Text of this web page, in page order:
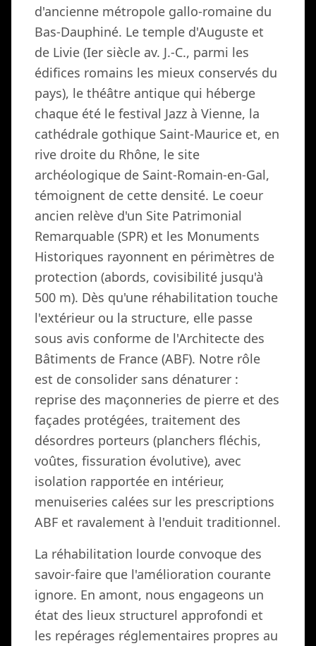
d'ancienne métropole gallo-romaine du
Bas-Dauphiné. Le temple d'Auguste et
de Livie (Ier siècle av. J.-C., parmi les
édifices romains les mieux conservés du
pays), le théâtre antique qui héberge
chaque été le festival Jazz à Vienne, la
cathédrale gothique Saint-Maurice et, en
rive droite du Rhône, le site
archéologique de Saint-Romain-en-Gal,
témoignent de cette densité. Le coeur
ancien relève d'un Site Patrimonial
Remarquable (SPR) et les Monuments
Historiques rayonnent en périmètres de
protection (abords, covisibilité jusqu'à
500 m). Dès qu'une réhabilitation touche
l'extérieur ou la structure, elle passe
sous avis conforme de l'Architecte des
Bâtiments de France (ABF). Notre rôle
est de consolider sans dénaturer :
reprise des maçonneries de pierre et des
façades protégées, traitement des
désordres porteurs (planchers fléchis,
voûtes, fissuration évolutive), avec
isolation rapportée en intérieur,
menuiseries calées sur les prescriptions
ABF et ravalement à l'enduit traditionnel.
La réhabilitation lourde convoque des
savoir-faire que l'amélioration courante
ignore. En amont, nous engageons un
état des lieux structurel approfondi et
les repérages réglementaires propres au